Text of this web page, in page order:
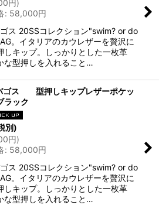
円)
: 58,000円
ス 20SSコレクション"swim? or do
。イタリアのカウレザーを贅沢に
しキップ。しっかりとした一枚革
な型押しを入れること…
ゴス 型押しキップレザーポケッ
ラック
別)
円)
: 58,000円
ス 20SSコレクション"swim? or do
。イタリアのカウレザーを贅沢に
しキップ。しっかりとした一枚革
な型押しを入れること…